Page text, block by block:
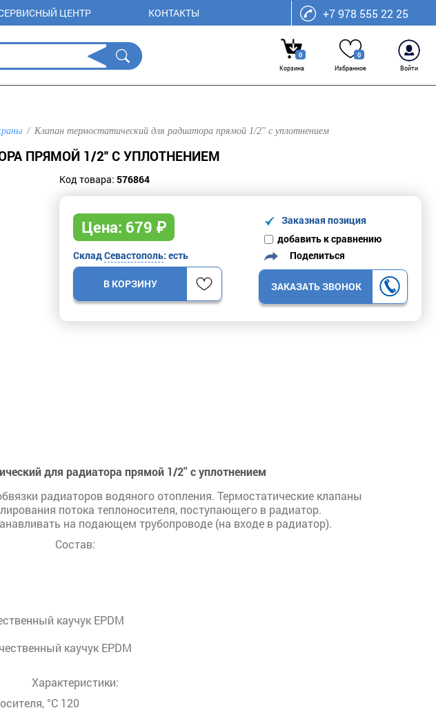
ЦЕНТР КОНТАКТЫ +7 978 555 22 25
0
Корзина
0
Избранное
Войти
Клапан термостатический для радиатора прямой 1/2'' с уплотнением
ПРЯМОЙ 1/2'' С УПЛОТНЕНИЕМ
Код товара: 576864
Цена: 679 ₽
Заказная позиция
добавить к сравнению
СкладСевастополь: есть
В КОРЗИНУ
Поделиться
ЗАКАЗАТЬ ЗВОНОК
для радиатора прямой 1/2'' с уплотнением
радиаторов водяного отопления. Термостатические клапаны
потока теплоносителя, поступающего в радиатор.
на подающем трубопроводе (на входе в радиатор).
Состав:
каучук EPDM
каучук EPDM
Характеристики:
°С 120